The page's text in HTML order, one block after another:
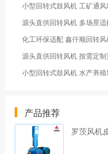
小型回转式鼓风机 工矿通
源头直供回转风机 多场景
化工环保适配 鑫仟顺回转
源头直供回转风机 按需定
小型回转式鼓风机 水产养
产品推荐
罗茨风机